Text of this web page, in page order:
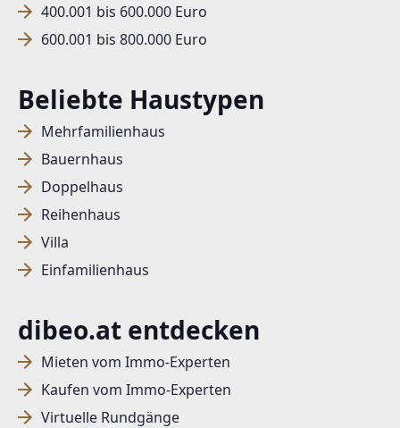
400.001 bis 600.000 Euro
600.001 bis 800.000 Euro
Beliebte Haustypen
Mehrfamilienhaus
Bauernhaus
Doppelhaus
Reihenhaus
Villa
Einfamilienhaus
dibeo.at entdecken
Mieten vom Immo-Experten
Kaufen vom Immo-Experten
Virtuelle Rundgänge